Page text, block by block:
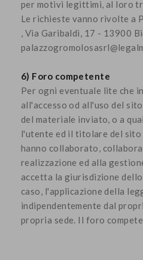
per motivi legittimi, al loro
Le richieste vanno rivolte a
, Via Garibaldi, 17 - 13900
6) Foro competente
Per ogni eventuale lite che
all'accesso od all'uso del
del materiale inviato, o a
l'utente ed il titolare del
hanno collaborato,
realizzazione ed alla
accetta la giurisdizione
caso, l'applicazione della
indipendentemente dal
propria sede. Il foro